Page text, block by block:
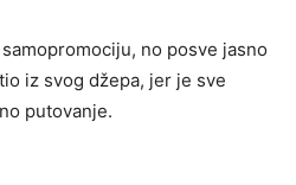
no posve jasno
iz svog džepa, jer je sve
putovanje.